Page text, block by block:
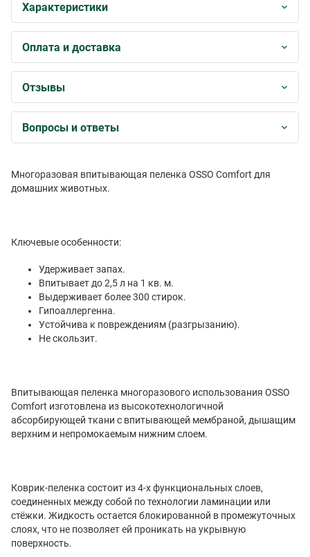
Характеристики
Оплата и доставка
Отзывы
Вопросы и ответы
Многоразовая впитывающая пеленка OSSO Comfort для
домашних животных.
Ключевые особенности:
Удерживает запах.
Впитывает до 2,5 л на 1 кв. м.
Выдерживает более 300 стирок.
Гипоаллергенна.
Устойчива к повреждениям (разгрызанию).
Не скользит.
Впитывающая пеленка многоразового использования OSSO
Comfort изготовлена из высокотехнологичной
абсорбирующей ткани с впитывающей мембраной, дышащим
верхним и непромокаемым нижним слоем.
Коврик-пеленка состоит из 4-х функциональных слоев,
соединенных между собой по технологии ламинации или
стёжки. Жидкость остается блокированной в промежуточных
слоях, что не позволяет ей проникать на укрывную
поверхность.